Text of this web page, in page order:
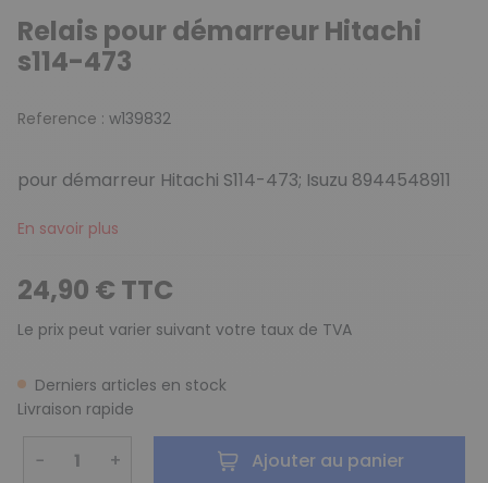
Relais pour démarreur Hitachi
s114-473
Reference : w139832
pour démarreur Hitachi S114-473; Isuzu 8944548911
En savoir plus
24,90 € TTC
Le prix peut varier suivant votre taux de TVA
Derniers articles en stock
Livraison rapide
− + Ajouter au panier